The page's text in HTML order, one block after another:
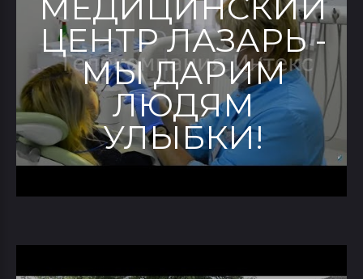
ЦЕНТР ЛАЗАРЬ -
МЫ ДАРИМ
ЛЮДЯМ
УЛЫБКИ!